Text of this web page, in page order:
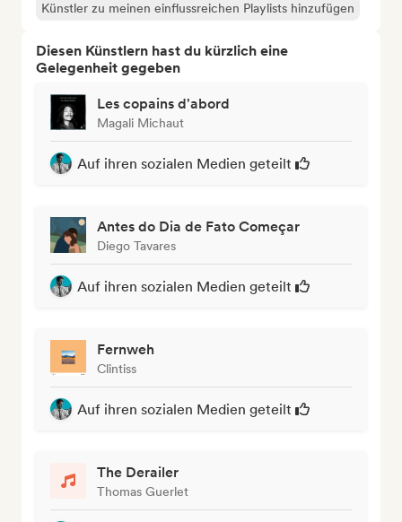
Künstler zu meinen einflussreichen Playlists hinzufügen
Diesen Künstlern hast du kürzlich eine
Gelegenheit gegeben
Les copains d'abord
Magali Michaut
Auf ihren sozialen Medien geteilt
Antes do Dia de Fato Começar
Diego Tavares
Auf ihren sozialen Medien geteilt
Fernweh
Clintiss
Auf ihren sozialen Medien geteilt
The Derailer
Thomas Guerlet